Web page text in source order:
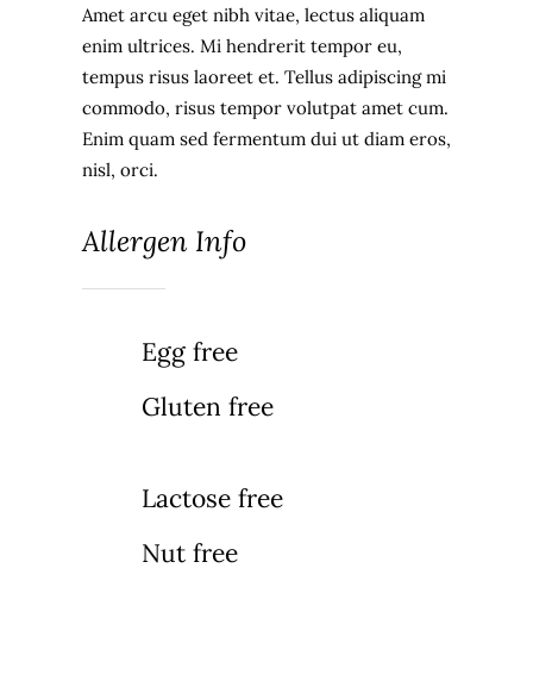
Amet arcu eget nibh vitae, lectus aliquam
enim ultrices. Mi hendrerit tempor eu,
tempus risus laoreet et. Tellus adipiscing mi
commodo, risus tempor volutpat amet cum.
Enim quam sed fermentum dui ut diam eros,
nisl, orci.
Allergen Info
Egg free
Gluten free
Lactose free
Nut free